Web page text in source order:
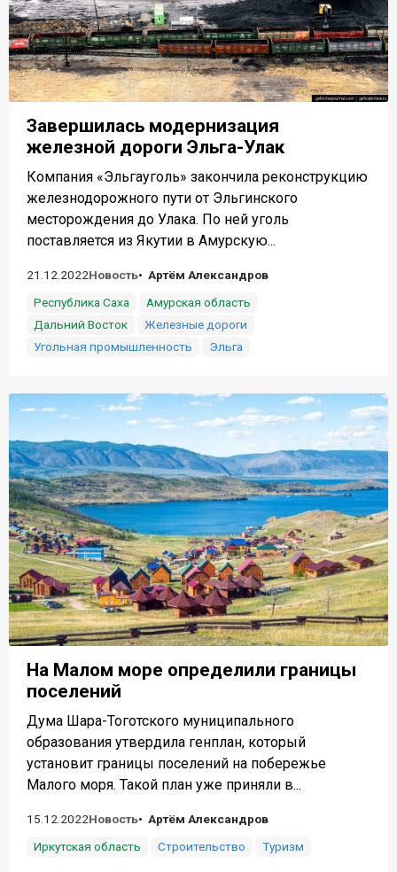
Завершилась модернизация
железной дороги Эльга-Улак
Компания «Эльгауголь» закончила реконструкцию
железнодорожного пути от Эльгинского
месторождения до Улака. По ней уголь
поставляется из Якутии в Амурскую...
21.12.2022Новость
Артём Александров
Республика Саха
Амурская область
Дальний Восток
Железные дороги
Угольная промышленность
Эльга
На Малом море определили границы
поселений
Дума Шара-Тоготского муниципального
образования утвердила генплан, который
установит границы поселений на побережье
Малого моря. Такой план уже приняли в...
15.12.2022Новость
Артём Александров
Иркутская область
Строительство Туризм